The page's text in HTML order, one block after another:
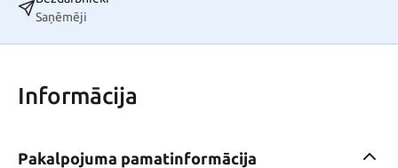
Saņēmēji
Informācija
Pakalpojuma pamatinformācija